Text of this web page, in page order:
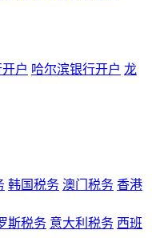
户 哈尔滨银行开户 龙
韩国税务 澳门税务 香港
斯税务 意大利税务 西班